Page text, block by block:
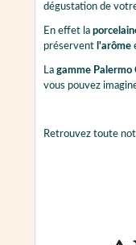
dégustation de
En effet la
préservent l'arôme
La gamme Palermo
vous pouvez
Retrouvez toute